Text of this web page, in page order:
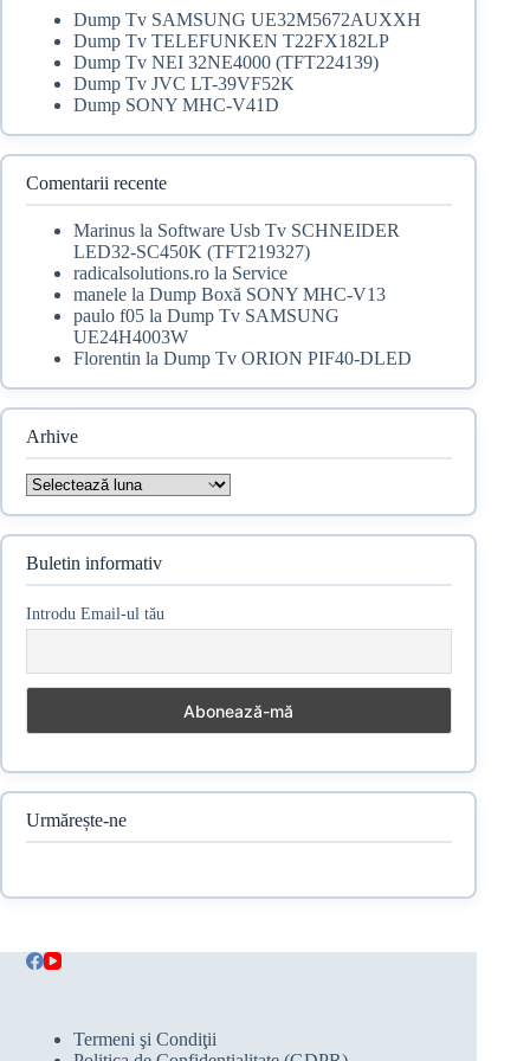
Dump Tv SAMSUNG UE32M5672AUXXH
Dump Tv TELEFUNKEN T22FX182LP
Dump Tv NEI 32NE4000 (TFT224139)
Dump Tv JVC LT-39VF52K
Dump SONY MHC-V41D
Comentarii recente
Marinusla Software Usb Tv SCHNEIDER
LED32-SC450K (TFT219327)
radicalsolutions.rola Service
manelela Dump Boxă SONY MHC-V13
paulo f05la Dump Tv SAMSUNG
UE24H4003W
Florentin la Dump Tv ORION PIF40-DLED
Arhive
Arhive
Buletin informativ
Introdu Email-ul tău
Urmărește-ne
Termeni şi Condiţii